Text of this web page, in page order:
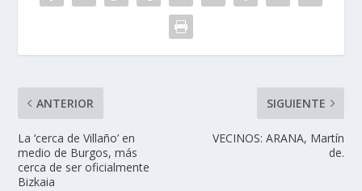
ANTERIOR
La ‘cerca de Villaño’ en
medio de Burgos, más
cerca de ser oficialmente
Bizkaia
SIGUIENTE
VECINOS: ARANA, Martín
de.